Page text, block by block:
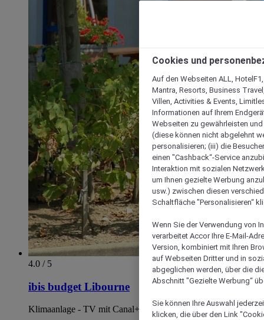
4.0 / 5
ibis budget Libourne
Klimaanlage - TV mit Canal+ - kostenloses WIFI
Cookies und
Auf den Webseiten ALL,
Mantra, Resorts, Business
Villen, Activities & Events,
Informationen auf Ihrem
Webseiten zu gewährleisten
(diese können nicht abgelehnt
personalisieren; (iii) die
einen "Cashback“-Service
Interaktion mit sozialen
um Ihnen gezielte Werbung
usw.) zwischen diesen
Schaltfläche "Personalisieren“
Wenn Sie der Verwendung von
verarbeitet Accor Ihre E-Mail-
Version, kombiniert mit Ihren
auf Webseiten Dritter und in
abgeglichen werden, über die
Abschnitt "Gezielte Werbung“
Sie können Ihre Auswahl
klicken, die über den Link